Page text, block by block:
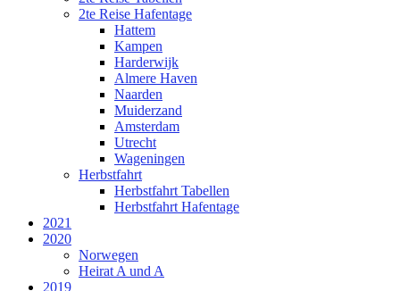
2te Reise Hafentage
Hattem
Kampen
Harderwijk
Almere Haven
Naarden
Muiderzand
Amsterdam
Utrecht
Wageningen
Herbstfahrt
Herbstfahrt Tabellen
Herbstfahrt Hafentage
2021
2020
Norwegen
Heirat A und A
2019